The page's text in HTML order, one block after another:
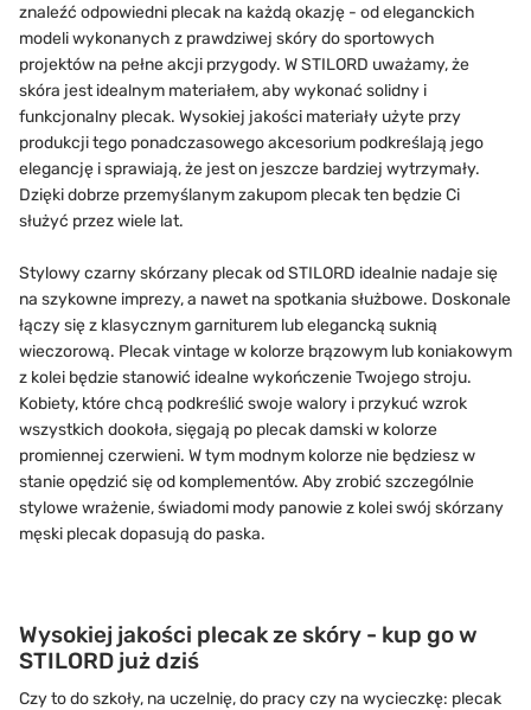
znaleźć odpowiedni plecak na każdą okazję - od eleganckich
modeli wykonanych z prawdziwej skóry do sportowych
projektów na pełne akcji przygody. W STILORD uważamy, że
skóra jest idealnym materiałem, aby wykonać solidny i
funkcjonalny plecak. Wysokiej jakości materiały użyte przy
produkcji tego ponadczasowego akcesorium podkreślają jego
elegancję i sprawiają, że jest on jeszcze bardziej wytrzymały.
Dzięki dobrze przemyślanym zakupom plecak ten będzie Ci
służyć przez wiele lat.
Stylowy czarny skórzany plecak od STILORD idealnie nadaje się
na szykowne imprezy, a nawet na spotkania służbowe. Doskonale
łączy się z klasycznym garniturem lub elegancką suknią
wieczorową. Plecak vintage w kolorze brązowym lub koniakowym
z kolei będzie stanowić idealne wykończenie Twojego stroju.
Kobiety, które chcą podkreślić swoje walory i przykuć wzrok
wszystkich dookoła, sięgają po plecak damski w kolorze
promiennej czerwieni. W tym modnym kolorze nie będziesz w
stanie opędzić się od komplementów. Aby zrobić szczególnie
stylowe wrażenie, świadomi mody panowie z kolei swój skórzany
męski plecak dopasują do paska.
Wysokiej jakości plecak ze skóry - kup go w
STILORD już dziś
Czy to do szkoły, na uczelnię, do pracy czy na wycieczkę: plecak